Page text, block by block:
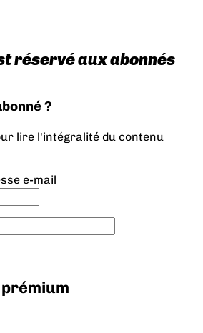
réservé aux abonnés
?
lire l'intégralité du contenu
e-mail